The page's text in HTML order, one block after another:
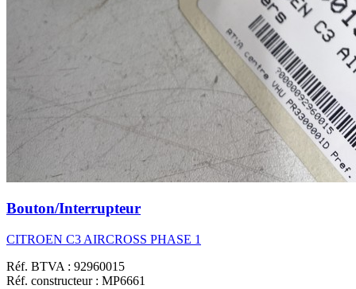
Bouton/Interrupteur
CITROEN C3 AIRCROSS PHASE 1
Réf. BTVA : 92960015
Réf. constructeur : MP6661